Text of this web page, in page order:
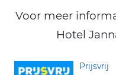
Voor meer
Hotel
Prijsvrij